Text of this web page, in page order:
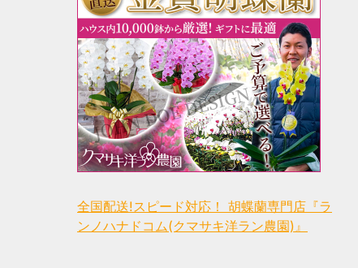
全国配送!スピード対応！ 胡蝶蘭専門店『ラ
ンノハナドコム(クマサキ洋ラン農園)』